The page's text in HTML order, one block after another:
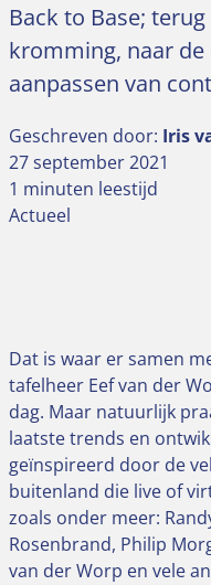
Back to Base;
kromming, naar de
aanpassen van
Geschreven door: Iris
27 september 2021
1 minuten leestijd
Actueel
Dat is waar er samen
tafelheer Eef van der
dag. Maar natuurlijk
laatste trends en
geïnspireerd door de
buitenland die live of
zoals onder meer:
Rosenbrand, Philip
van der Worp en vele